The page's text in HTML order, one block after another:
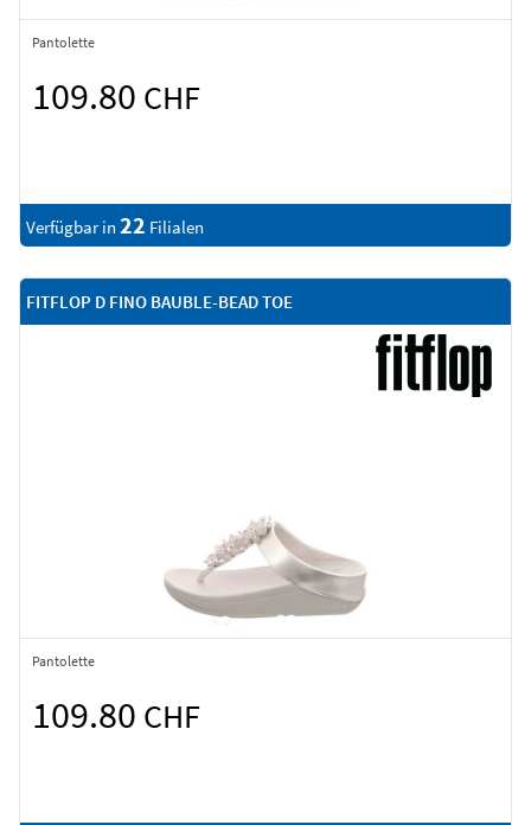
Pantolette
109.80 CHF
Verfügbar in 22 Filialen
FITFLOP D FINO BAUBLE-BEAD TOE
Pantolette
109.80 CHF